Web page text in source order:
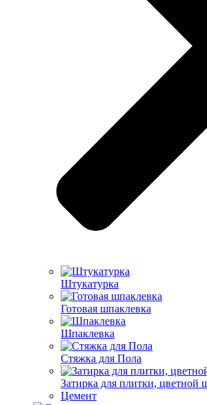
Штукатурка
Готовая шпаклевка
Шпаклевка
Стяжка для Пола
Затирка для плитки, цветной
Цемент